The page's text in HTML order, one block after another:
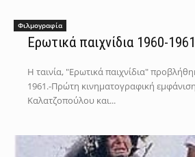
Φιλμογραφία
Ερωτικά παιχνίδια 1960-1961
Η ταινία, "Ερωτικά παιχνίδια"
1961.-Πρώτη κινηματογραφική
Καλατζοπούλου και...